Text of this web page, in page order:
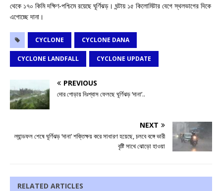
থেকে ১৭০ কিমি দক্ষিণ-পশ্চিমে রয়েছে ঘূর্ণিঝড়। ঘন্টায় ১৫ কিলোমিটার বেগে স্থলভাগের দিকে
এগোচ্ছে দানা।
CYCLONE CYCLONE DANA
CYCLONE LANDFALL CYCLONE UPDATE
PREVIOUS
দোর গোড়ায় নিঃশ্বাস ফেলছে ঘূর্ণিঝড় ‘দানা’..
NEXT
ল্যান্ডফল শেষে ঘূর্ণিঝড় ‘দানা’ শক্তিক্ষয় করে সাধারণ হয়েছে, চলবে বঙ্গে ভারী
বৃষ্টি সাথে ঝোড়ো হাওয়া
RELATED ARTICLES